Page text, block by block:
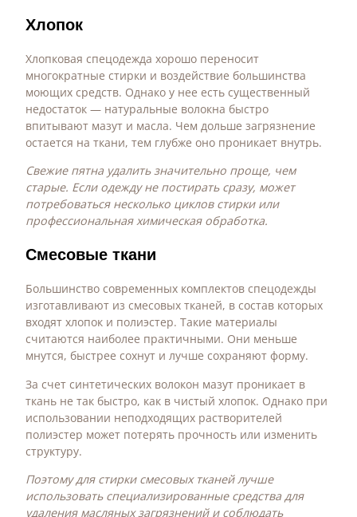
Хлопок
Хлопковая спецодежда хорошо переносит
многократные стирки и воздействие большинства
моющих средств. Однако у нее есть существенный
недостаток — натуральные волокна быстро
впитывают мазут и масла. Чем дольше загрязнение
остается на ткани, тем глубже оно проникает внутрь.
Свежие пятна удалить значительно проще, чем
старые. Если одежду не постирать сразу, может
потребоваться несколько циклов стирки или
профессиональная химическая обработка.
Смесовые ткани
Большинство современных комплектов спецодежды
изготавливают из смесовых тканей, в состав которых
входят хлопок и полиэстер. Такие материалы
считаются наиболее практичными. Они меньше
мнутся, быстрее сохнут и лучше сохраняют форму.
За счет синтетических волокон мазут проникает в
ткань не так быстро, как в чистый хлопок. Однако при
использовании неподходящих растворителей
полиэстер может потерять прочность или изменить
структуру.
Поэтому для стирки смесовых тканей лучше
использовать специализированные средства для
удаления масляных загрязнений и соблюдать